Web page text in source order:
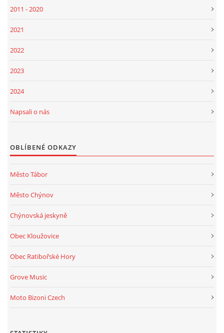
2011 - 2020
2021
2022
2023
2024
Napsali o nás
OBLÍBENÉ ODKAZY
Město Tábor
Město Chýnov
Chýnovská jeskyně
Obec Kloužovice
Obec Ratibořské Hory
Grove Music
Moto Bizoni Czech